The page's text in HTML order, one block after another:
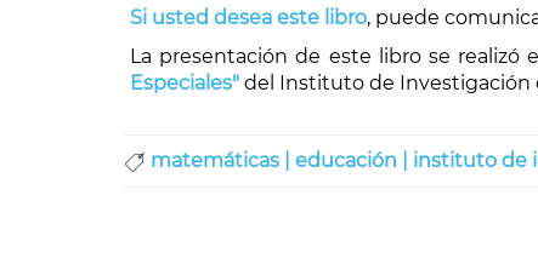
Si usted desea este libro, puede
La presentación de este libro se realizó
Especiales" del Instituto de Investigación
matemáticas | educación | instituto de